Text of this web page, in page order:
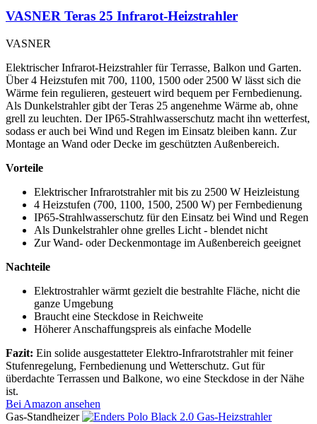
VASNER Teras 25 Infrarot-Heizstrahler
VASNER
Elektrischer Infrarot-Heizstrahler für Terrasse, Balkon und Garten.
Über 4 Heizstufen mit 700, 1100, 1500 oder 2500 W lässt sich die
Wärme fein regulieren, gesteuert wird bequem per Fernbedienung.
Als Dunkelstrahler gibt der Teras 25 angenehme Wärme ab, ohne
grell zu leuchten. Der IP65-Strahlwasserschutz macht ihn wetterfest,
sodass er auch bei Wind und Regen im Einsatz bleiben kann. Zur
Montage an Wand oder Decke im geschützten Außenbereich.
Vorteile
Elektrischer Infrarotstrahler mit bis zu 2500 W Heizleistung
4 Heizstufen (700, 1100, 1500, 2500 W) per Fernbedienung
IP65-Strahlwasserschutz für den Einsatz bei Wind und Regen
Als Dunkelstrahler ohne grelles Licht - blendet nicht
Zur Wand- oder Deckenmontage im Außenbereich geeignet
Nachteile
Elektrostrahler wärmt gezielt die bestrahlte Fläche, nicht die
ganze Umgebung
Braucht eine Steckdose in Reichweite
Höherer Anschaffungspreis als einfache Modelle
Fazit: Ein solide ausgestatteter Elektro-Infrarotstrahler mit feiner
Stufenregelung, Fernbedienung und Wetterschutz. Gut für
überdachte Terrassen und Balkone, wo eine Steckdose in der Nähe
ist.
Bei Amazon ansehen
Gas-Standheizer